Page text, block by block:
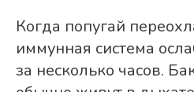
Когда попугай
иммунная система
за несколько часов.